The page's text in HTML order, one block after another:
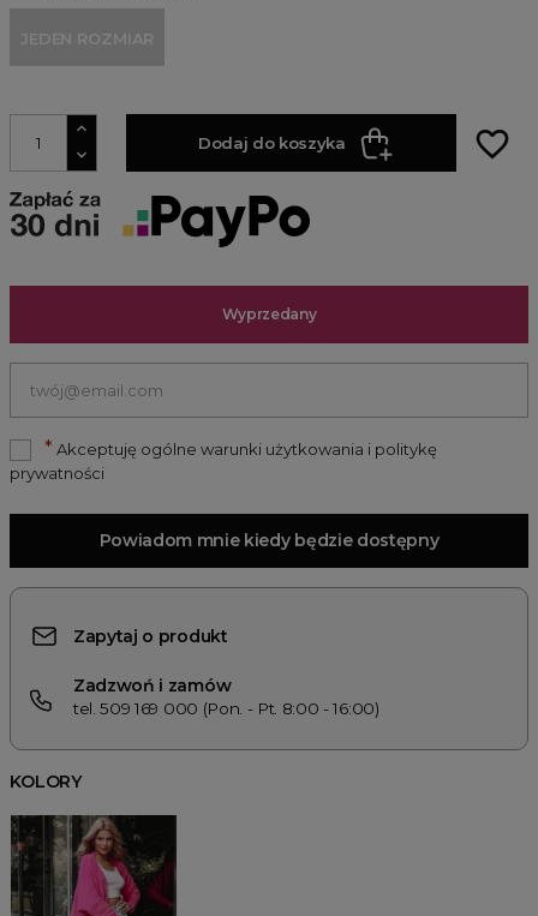
JEDEN ROZMIAR
Dodaj do koszyka favorite_border
Wyprzedany
* Akceptuję ogólne warunki użytkowania i politykę
prywatności
Powiadom mnie kiedy będzie dostępny
Zapytaj o produkt
Zadzwoń i zamów
tel. 509 169 000 (Pon. - Pt. 8:00 - 16:00)
KOLORY